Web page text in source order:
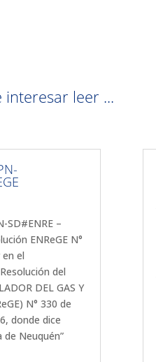
interesar leer ...
SD#ENRE –
ENReGE N°
el
del
DEL GAS Y
N° 330 de
donde dice
de Neuquén”